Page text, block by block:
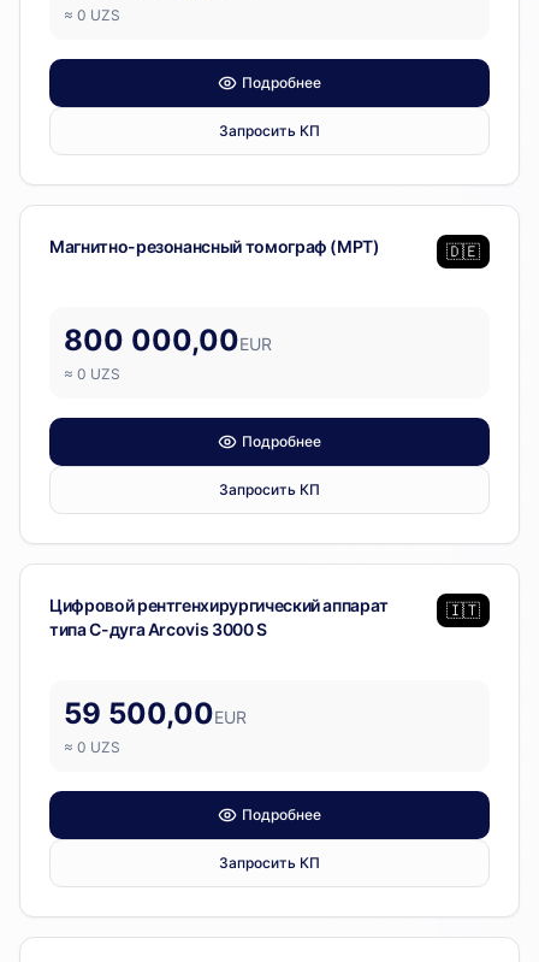
≈ 0 UZS
Подробнее
Запросить КП
Диагностическое оборудование
Магнитно-резонансный томограф (МРТ) 🇩🇪
800 000,00EUR
≈ 0 UZS
Подробнее
Запросить КП
Диагностическое оборудование
Цифровой рентгенхирургический аппарат
типа С-дуга Arcovis 3000 S
🇮🇹
59 500,00EUR
≈ 0 UZS
Подробнее
Запросить КП